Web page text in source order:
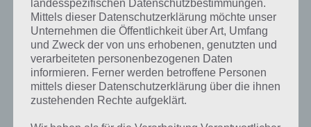
Panda Run für Android im Google Play
Store
Wie bereits erwähnt gibt es mehrere Panda Run Apps im Google Play
Store. Derzeit sehr beliebt ist Panda Run von Animoca Collective.
Dieses benötigt mindestens Android 2.0.1 und kann kostenlos bei
landesspezifischen Datenschutzbestimmungen.
Mittels dieser Datenschutzerklärung möchte unser
Unternehmen die Öffentlichkeit über Art, Umfang
und Zweck der von uns erhobenen, genutzten und
verarbeiteten personenbezogenen Daten
informieren. Ferner werden betroffene Personen
mittels dieser Datenschutzerklärung über die ihnen
zustehenden Rechte aufgeklärt.